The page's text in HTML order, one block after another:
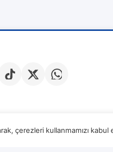
çerezleri kullanmamızı kabul